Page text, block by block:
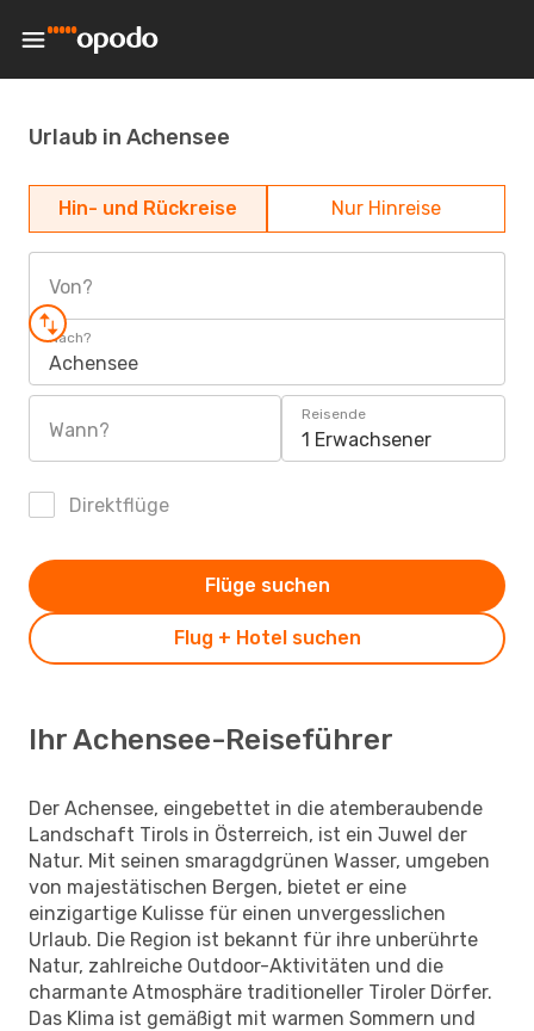
Urlaub in Achensee
Hin- und Rückreise Nur Hinreise
Von?
Nach?
Achensee
Wann?
Reisende
1 Erwachsener
Direktflüge
Flug + Hotel suchen
Flüge suchen
Ihr Achensee-Reiseführer
Der Achensee, eingebettet in die atemberaubende
Landschaft Tirols in Österreich, ist ein Juwel der
Natur. Mit seinen smaragdgrünen Wasser, umgeben
von majestätischen Bergen, bietet er eine
einzigartige Kulisse für einen unvergesslichen
Urlaub. Die Region ist bekannt für ihre unberührte
Natur, zahlreiche Outdoor-Aktivitäten und die
charmante Atmosphäre traditioneller Tiroler Dörfer.
Das Klima ist gemäßigt mit warmen Sommern und